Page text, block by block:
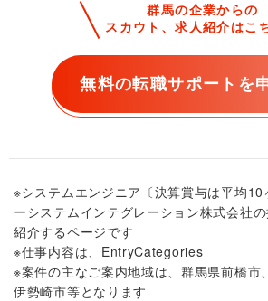
群馬の企業からの
スカウト、求人紹介はこ
無料の転職サポートを
※システムエンジニア〔決算賞与は平均10
ーシステムインテグレーション株式会社
紹介するページです
※仕事内容は、EntryCategories
※案件の主なご案内地域は、群馬県前橋市
伊勢崎市等となります